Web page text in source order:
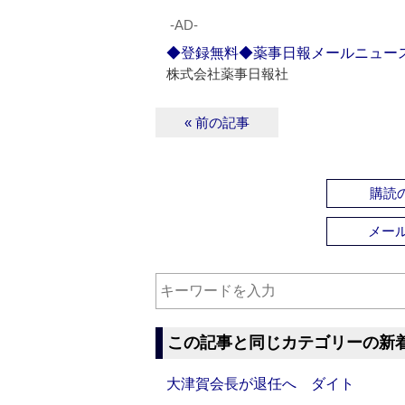
‐AD‐
◆登録無料◆薬事日報メールニュ
株式会社薬事日報社
« 前の記事
購読
メー
この記事と同じカテゴリーの新
大津賀会長が退任へ ダイト